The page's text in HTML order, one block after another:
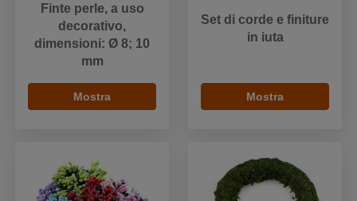
Finte perle, a uso
decorativo,
dimensioni: Ø 8; 10
mm
Mostra
Set di corde e finiture
in iuta
Mostra